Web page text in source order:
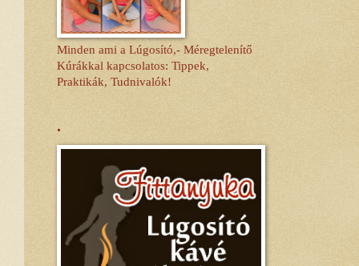
Minden ami a Lúgosító,- Méregtelenítő
Kúrákkal kapcsolatos: Tippek,
Praktikák, Tudnivalók!
.